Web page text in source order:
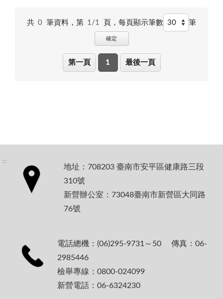
共 0 筆資料，第 1/1 頁， 每頁顯示筆數 筆
確定
第一頁 1 最後一頁
:::
地址：708203 臺南市安平區健康路三段
310號
新營辦公室：73048臺南市新營區大同路
76號
電話總機：(06)295-9731～50 傳真：06-
2985446
檢舉專線：0800-024099
新營電話：06-6324230